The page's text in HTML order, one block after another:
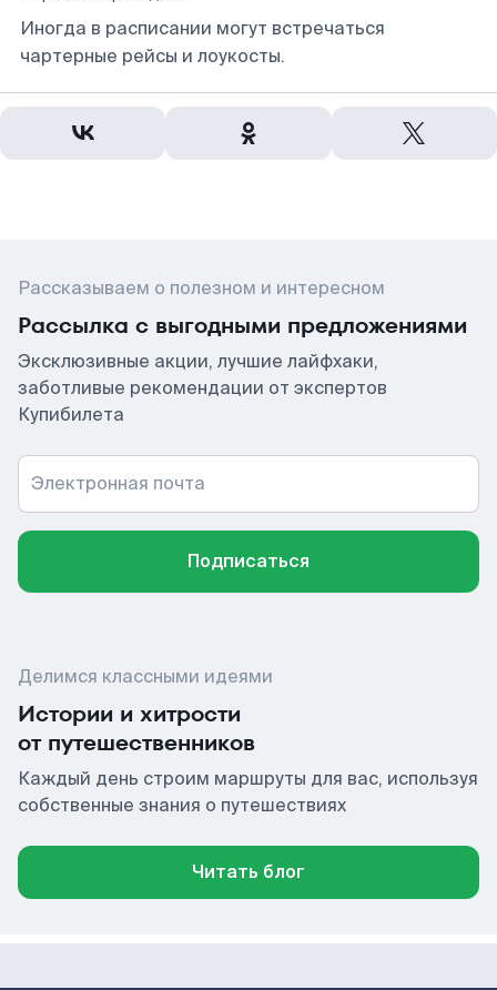
Иногда в расписании могут встречаться
чартерные рейсы и лоукосты.
Рассказываем о полезном и интересном
Рассылка с выгодными предложениями
Эксклюзивные акции, лучшие лайфхаки,
заботливые рекомендации от экспертов
Купибилета
Электронная почта
Подписаться
Делимся классными идеями
Истории и хитрости
от путешественников
Каждый день строим маршруты для вас, используя
собственные знания о путешествиях
Читать блог